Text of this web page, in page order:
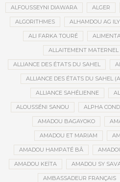
ALFOUSSEYNI DIAWARA ALGER
ALGORITHMES ALHAMDOU AG
ALI FARKA TOURÉ
ALLAITEMENT MATERNEL
ALLIANCE DES ÉTATS DU SAHEL
ALLIANCE DES ÉTATS DU SAHEL
ALLIANCE SAHÉLIENNE
ALOUSSÉNI SANOU ALPHA
AMADOU BAGAYOKO
AMADOU ET MARIAM
AMADOU HAMPATÉ BÂ
AMADOU KEÏTA AMADOU SY
AMBASSADEUR FRANÇAIS